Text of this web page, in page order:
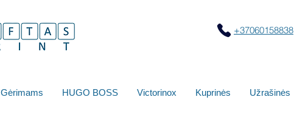
+37060158838
Gėrimams HUGO BOSS Victorinox Kuprinės Užrašinės